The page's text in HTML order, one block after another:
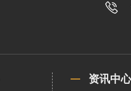
资讯中心